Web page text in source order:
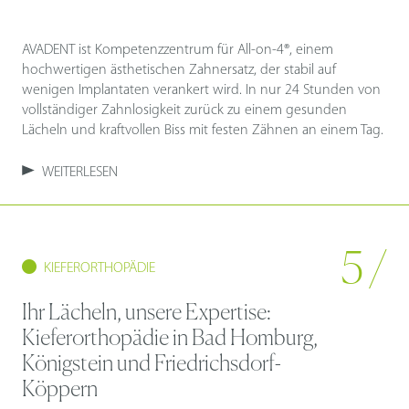
AVADENT ist Kompetenzzentrum für All-on-4®, einem
hochwertigen ästhetischen Zahnersatz, der stabil auf
wenigen Implantaten verankert wird. In nur 24 Stunden von
vollständiger Zahnlosigkeit zurück zu einem gesunden
Lächeln und kraftvollen Biss mit festen Zähnen an einem Tag.
WEITERLESEN
5 /
KIEFERORTHOPÄDIE
Ihr Lächeln, unsere Expertise:
Kieferorthopädie in Bad Homburg,
Königstein und Friedrichsdorf-
Köppern